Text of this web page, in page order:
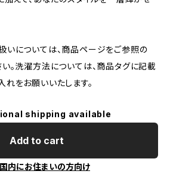
いについては、商品ページをご参照の
い。洗濯方法については、商品タグに記載
をお願いいたします。
shipping available
Add to cart
内にお住まいの方向け